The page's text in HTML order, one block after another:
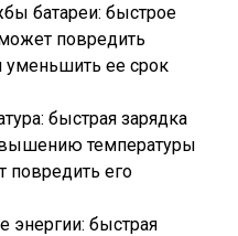
батареи: быстрое
повредить
уменьшить ее срок
быстрая зарядка
температуры
повредить его
энергии: быстрая